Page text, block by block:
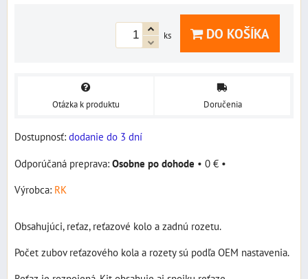
ks DO KOŠÍKA
Otázka k produktu Doručenia
Dostupnosť: dodanie do 3 dní
Osobne po dohode • 0 € •
Výrobca: RK
Obsahujúci, reťaz, reťazové kolo a zadnú rozetu.
Počet zubov reťazového kola a rozety sú podľa OEM nastavenia.